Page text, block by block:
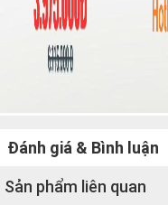
Đánh giá & Bình luận
Sản phẩm liên quan